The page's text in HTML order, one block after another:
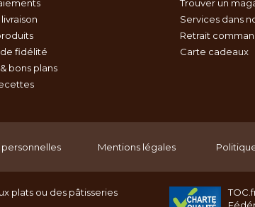
fidélité
bons plans
Trouver un
Services dans
Retrait
Carte cadeaux
personnelles Mentions légales
plats ou des pâtisseries